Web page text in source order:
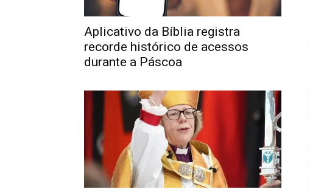
Aplicativo da Bíblia registra
recorde histórico de acessos
durante a Páscoa